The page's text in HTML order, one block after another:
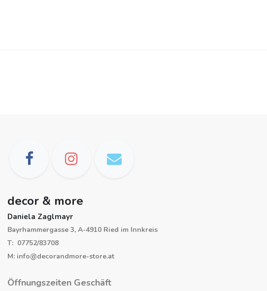
decor & more
Daniela Zaglmayr
Bayrhammergasse 3, A-4910 Ried im Innkreis
T: 07752/83708
M: info@decorandmore-store.at
Öffnungszeiten Geschäft